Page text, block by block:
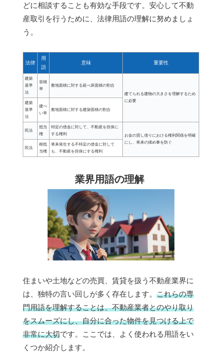
どに相談することも有効な手段です。安心して不動
産取引を行うために、法律用語の理解に努めましょ
う。
法律
用
語
意味 重要性
建築
基準
法
容積
率
敷地面積に対する延べ床面積の割合
建てられる建物の大きさを理解するため
に必要
建築
基準
法
建ぺ
い率
敷地面積に対する建築面積の割合
民法
抵当
権
特定の借金に対して、不動産を担保に
する権利
お金の貸し借りにおける権利関係を明確
にし、将来の揉め事を防ぐ
民法
根抵
当権
将来発生する不特定の借金に対して
も、不動産を担保にする権利
業界用語の理解
住まいや土地などの売買、賃貸を扱う不動産業界に
は、独特の言い回しが多く存在します。 これらの専
門用語を理解することは、不動産業者とのやり取り
をスムーズにし、自分に合った物件を見つける上で
非常に大切です。ここでは、よく使われる用語をい
くつか紹介します。